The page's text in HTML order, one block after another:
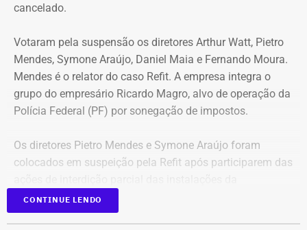
espécie.
cancelado.
Votaram pela suspensão os diretores Arthur Watt, Pietro
Mendes, Symone Araújo, Daniel Maia e Fernando Moura.
Mendes é o relator do caso Refit. A empresa integra o
grupo do empresário Ricardo Magro, alvo de operação da
Polícia Federal (PF) por sonegação de impostos.
Os diretores Pietro Mendes e Symone Araújo foram
colocados em suspeição pela Refit após participarem das
companhia em setembro de 2025.
CONTINUE LENDO